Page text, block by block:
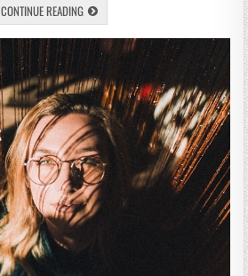
CONTINUE READING